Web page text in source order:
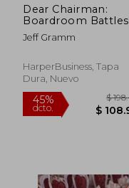
Dear Chairman:
Boardroom Battles
and the Rise of
Shareholder
Jeff Gramm
HarperBusiness, Tapa
Dura, Nuevo